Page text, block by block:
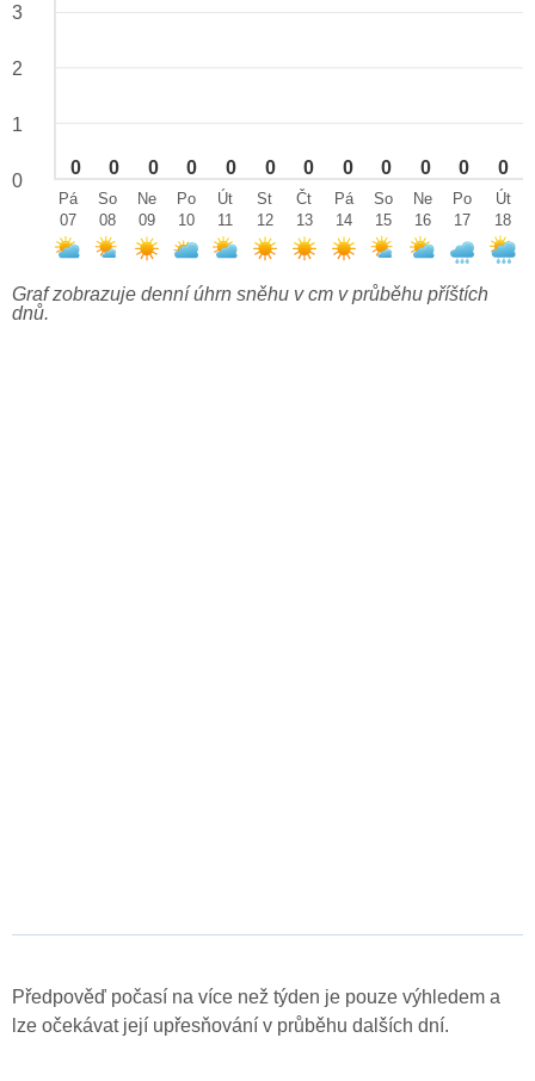
0 0 0 0 0 0 0 0 0 0 0 0
3
2
1
0
Pá
07
So
08
Ne
09
Po
10
Út
11
St
12
Čt
13
Pá
14
So
15
Ne
16
Po
17
Út
18
Graf zobrazuje denní úhrn sněhu v cm v průběhu příštích
dnů.
Předpověď počasí na více než týden je pouze výhledem a
lze očekávat její upřesňování v průběhu dalších dní.